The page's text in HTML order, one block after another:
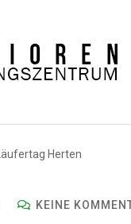
Läufertag Herten
KEINE